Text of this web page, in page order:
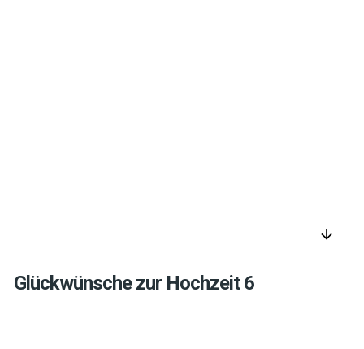
arrow_downward
Glückwünsche zur Hochzeit 6